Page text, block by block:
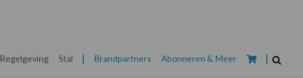
Regelgeving Stal Brandpartners Abonneren & Meer